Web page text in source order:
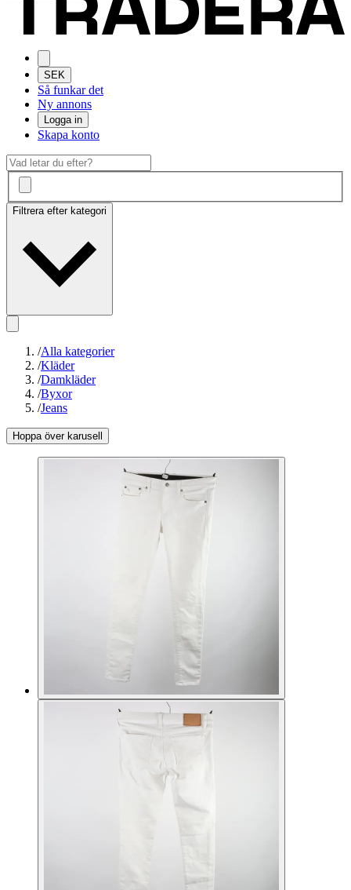
SEK
Så funkar det
Ny annons
Logga in
Skapa konto
Filtrera efter kategori
/Alla kategorier
/Kläder
/Damkläder
/Byxor
/Jeans
Hoppa över karusell